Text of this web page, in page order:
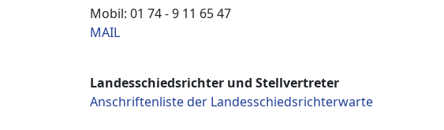
Mobil: 01 74 - 9 11 65 47
MAIL
Landesschiedsrichter und Stellvertreter
Anschriftenliste der Landesschiedsrichterwarte